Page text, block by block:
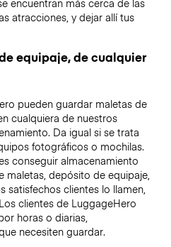
atracciones, y dejar allí tus
equipaje, de cualquier
pueden guardar maletas de
cualquiera de nuestros
Da igual si se trata
fotográficos o mochilas.
conseguir almacenamiento
maletas, depósito de equipaje,
satisfechos clientes lo llamen,
clientes de LuggageHero
horas o diarias,
necesiten guardar.